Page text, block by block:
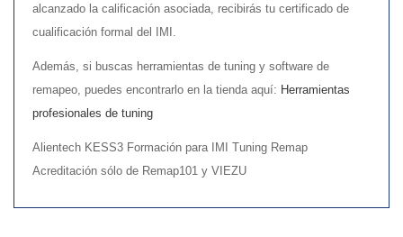
alcanzado la calificación asociada, recibirás tu certificado de
cualificación formal del IMI.
Además, si buscas herramientas de tuning y software de
remapeo, puedes encontrarlo en la tienda aquí: Herramientas
profesionales de tuning
Alientech KESS3 Formación para IMI Tuning Remap
Acreditación sólo de Remap101 y VIEZU